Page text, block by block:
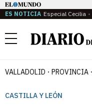
ES NOTICIA Especial Cecilia
Menú
VALLADOLID PROVINCIA
CASTILLA Y LEÓN